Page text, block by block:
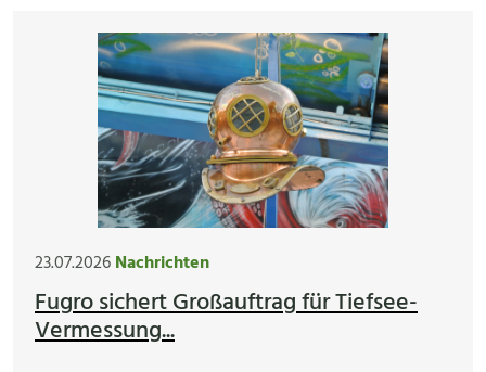
23.07.2026Nachrichten
Fugro sichert Großauftrag für Tiefsee-
Vermessung...